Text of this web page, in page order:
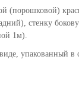
(порошковой)
стенку
1м).
упакованный в